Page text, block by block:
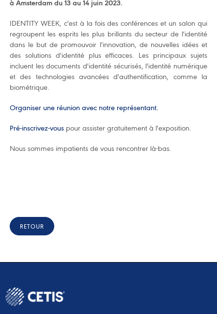
à Amsterdam du 13 au 14 juin 2023.
IDENTITY WEEK, c'est à la fois des conférences et un salon qui
regroupent les esprits les plus brillants du secteur de l'identité
dans le but de promouvoir l'innovation, de nouvelles idées et
des solutions d'identité plus efficaces. Les principaux sujets
incluent les documents d'identité sécurisés, l'identité numérique
et des technologies avancées d'authentification, comme la
biométrique.
Organiser une réunion avec notre représentant.
Pré-inscrivez-vous pour assister gratuitement à l'exposition.
Nous sommes impatients de vous rencontrer là-bas.
RETOUR